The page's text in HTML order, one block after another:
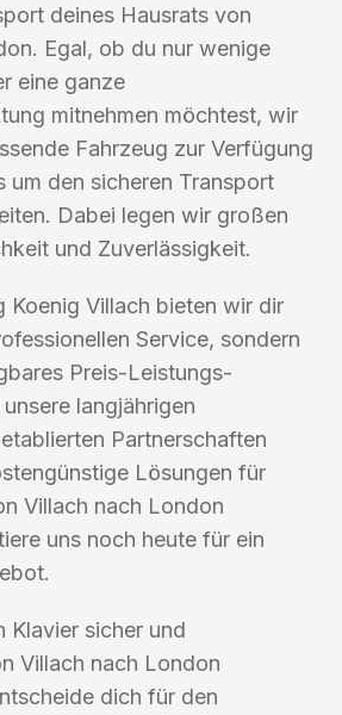
deines Hausrats von
Egal, ob du nur wenige
eine ganze
mitnehmen möchtest, wir
Fahrzeug zur Verfügung
um den sicheren Transport
Dabei legen wir großen
und Zuverlässigkeit.
Koenig Villach bieten wir dir
Service, sondern
Preis-Leistungs-
langjährigen
Partnerschaften
Lösungen für
Villach nach London
uns noch heute für ein
Klavier sicher und
Villach nach London
dich für den